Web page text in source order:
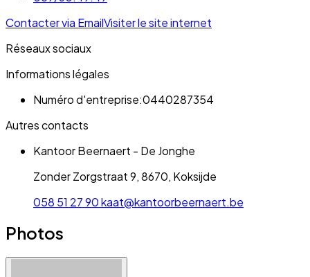
Contacter via EmailVisiter le site internet
Réseaux sociaux
Informations légales
Numéro d'entreprise:0440287354
Autres contacts
Kantoor Beernaert - De Jonghe
Zonder Zorgstraat 9, 8670, Koksijde
058 51 27 90kaat@kantoorbeernaert.be
Photos